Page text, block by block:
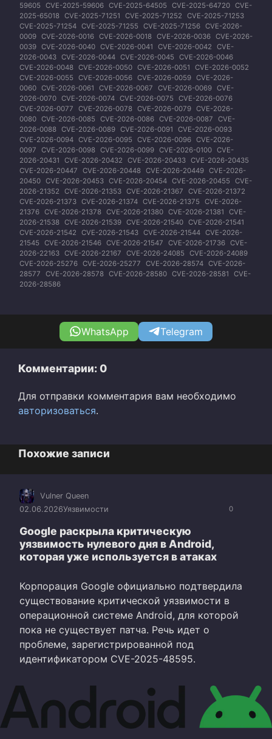
59605
CVE-2025-59606 CVE-2025-64505 CVE-2025-64720 CVE-
2025-65018 CVE-2025-71251 CVE-2025-71252
CVE-2025-71253
CVE-2025-71254 CVE-2025-71255 CVE-2025-71256 CVE-2026-
0009 CVE-2026-0016 CVE-2026-0018 CVE-2026-0036 CVE-2026-
0039 CVE-2026-0040 CVE-2026-0041 CVE-2026-0042
CVE-
2026-0043 CVE-2026-0044 CVE-2026-0045
CVE-2026-0046
CVE-2026-0048 CVE-2026-0050 CVE-2026-0051
CVE-2026-0052
CVE-2026-0055
CVE-2026-0056 CVE-2026-0059 CVE-2026-
0060 CVE-2026-0061 CVE-2026-0067 CVE-2026-0069 CVE-
2026-0070 CVE-2026-0074 CVE-2026-0075
CVE-2026-0076
CVE-2026-0077
CVE-2026-0078 CVE-2026-0079 CVE-2026-
0080 CVE-2026-0085 CVE-2026-0086 CVE-2026-0087
CVE-
2026-0088 CVE-2026-0089 CVE-2026-0091
CVE-2026-0093
CVE-2026-0094 CVE-2026-0095 CVE-2026-0096 CVE-2026-
0097
CVE-2026-0098 CVE-2026-0099 CVE-2026-0100 CVE-
2026-20431
CVE-2026-20432 CVE-2026-20433 CVE-2026-20435
CVE-2026-20447
CVE-2026-20448 CVE-2026-20449 CVE-2026-
20450 CVE-2026-20453 CVE-2026-20454 CVE-2026-20455
CVE-
2026-21352
CVE-2026-21353 CVE-2026-21367
CVE-2026-21372
CVE-2026-21373 CVE-2026-21374 CVE-2026-21375
CVE-2026-
21376 CVE-2026-21378 CVE-2026-21380 CVE-2026-21381
CVE-
2026-21538 CVE-2026-21539 CVE-2026-21540 CVE-2026-21541
CVE-2026-21542
CVE-2026-21543 CVE-2026-21544 CVE-2026-
21545
CVE-2026-21546 CVE-2026-21547 CVE-2026-21736 CVE-
2026-22163 CVE-2026-22167 CVE-2026-24085
CVE-2026-24089
CVE-2026-25276 CVE-2026-25277 CVE-2026-28574 CVE-2026-
28577
CVE-2026-28578 CVE-2026-28580 CVE-2026-28581
CVE-
2026-28586
WhatsApp Telegram
Комментарии: 0
Для отправки комментария вам необходимо
авторизоваться.
Похожие записи
0
Vulner Queen
02.06.2026Уязвимости
Google раскрыла критическую
уязвимость нулевого дня в Android,
которая уже используется в атаках
Корпорация Google официально подтвердила
существование критической уязвимости в
операционной системе Android, для которой
пока не существует патча. Речь идет о
проблеме, зарегистрированной под
идентификатором CVE-2025-48595.